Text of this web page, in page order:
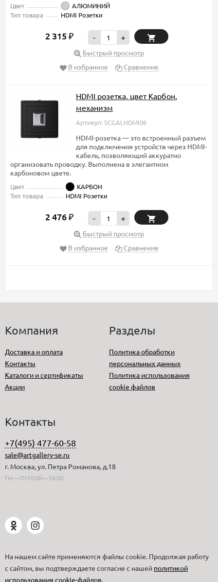
Цвет
АЛЮМИНИЙ
Тип товара
HDMI Розетки
2 315 ₽ - +
Быстрый просмотр
В избранное
Сравнение
HDMI розетка, цвет Карбон,
механизм
Артикул: SCGALHDMI06
HDMI-розетка — это встроенный разъем
для подключения устройств через HDMI-
кабель, позволяющий аккуратно
организовать проводку. Выполнена в элегантном
карбоновом цвете.
Цвет
КАРБОН
Тип товара
HDMI Розетки
2 476 ₽ - +
Быстрый просмотр
В избранное
Сравнение
Компания
Доставка и оплата
Контакты
Каталоги и сертификаты
Акции
Разделы
Политика обработки
персональных данных
Политика использования
cookie файлов
Контакты
+7(495) 477-60-58
sale@artgallery-se.ru
г. Москва, ул. Петра Романова, д.18
Пн—Пт10:00—18:00
На нашем сайте применяются файлы cookie. Продолжая работу
с сайтом, вы подтверждаете согласие с нашей политикой
использования cookie-файлов.